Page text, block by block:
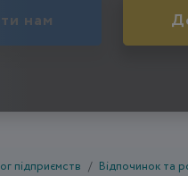
нам
підприємств Відпочинок та